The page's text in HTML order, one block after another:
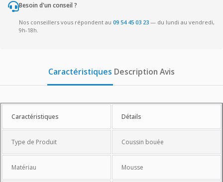
Besoin d'un conseil ?
Nos conseillers vous répondent au 09 54 45 03 23 — du lundi au vendredi,
9h-18h.
Caractéristiques Description Avis
Caractéristiques
Caractéristiques Détails
Type de Produit Coussin bouée
Matériau Mousse